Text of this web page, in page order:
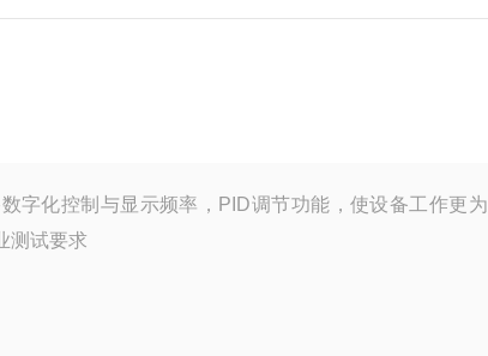
字化控制与显示频率，PID调节功能，使设备工作更
测试要求